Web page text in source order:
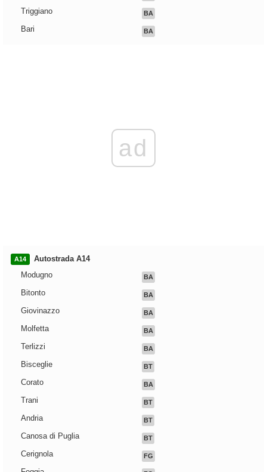
Triggiano BA
Bari BA
ad
A14
Autostrada A14
Modugno
BA
Bitonto BA
Giovinazzo BA
Molfetta BA
Terlizzi BA
Bisceglie BT
Corato BA
Trani BT
Andria BT
Canosa di Puglia BT
Cerignola FG